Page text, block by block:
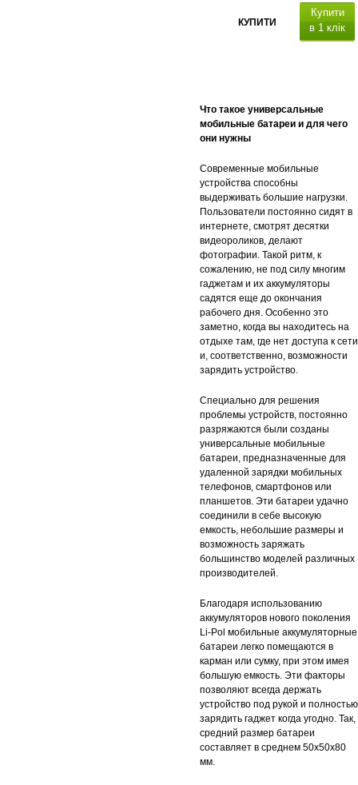
КУПИТИ
Купити
в 1 клік
від сонячної батареї,
протиударний корпус
Что такое универсальные
мобильные батареи и для чего
они нужны
Современные мобильные
устройства способны
выдерживать большие нагрузки.
Пользователи постоянно сидят в
интернете, смотрят десятки
видеороликов, делают
фотографии. Такой ритм, к
сожалению, не под силу многим
гаджетам и их аккумуляторы
садятся еще до окончания
рабочего дня. Особенно это
заметно, когда вы находитесь на
отдыхе там, где нет доступа к сети
и, соответственно, возможности
зарядить устройство.
Специально для решения
проблемы устройств, постоянно
разряжаются были созданы
универсальные мобильные
батареи, предназначенные для
удаленной зарядки мобильных
телефонов, смартфонов или
планшетов. Эти батареи удачно
соединили в себе высокую
емкость, небольшие размеры и
возможность заряжать
большинство моделей различных
производителей.
Благодаря использованию
аккумуляторов нового поколения
Li-Pol мобильные аккумуляторные
батареи легко помещаются в
карман или сумку, при этом имея
большую емкость. Эти факторы
позволяют всегда держать
устройство под рукой и полностью
зарядить гаджет когда угодно. Так,
средний размер батареи
составляет в среднем 50х50х80
мм.